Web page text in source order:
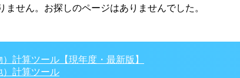
ません。お探しのページはありませんでした。
）計算ツール【現年度・最新版】
）計算ツール